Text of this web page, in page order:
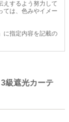
えするよう努力して
ては、色みやイメー
に指定内容を記載の
級遮光カーテ